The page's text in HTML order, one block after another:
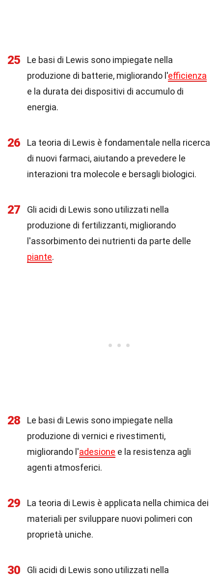
25
Le basi di Lewis sono impiegate nella
produzione di batterie, migliorando l'efficienza
e la durata dei dispositivi di accumulo di
energia.
26
La teoria di Lewis è fondamentale nella ricerca
di nuovi farmaci, aiutando a prevedere le
interazioni tra molecole e bersagli biologici.
27
Gli acidi di Lewis sono utilizzati nella
produzione di fertilizzanti, migliorando
l'assorbimento dei nutrienti da parte delle
piante.
28
Le basi di Lewis sono impiegate nella
produzione di vernici e rivestimenti,
migliorando l'adesione e la resistenza agli
agenti atmosferici.
29
La teoria di Lewis è applicata nella chimica dei
materiali per sviluppare nuovi polimeri con
proprietà uniche.
30
Gli acidi di Lewis sono utilizzati nella